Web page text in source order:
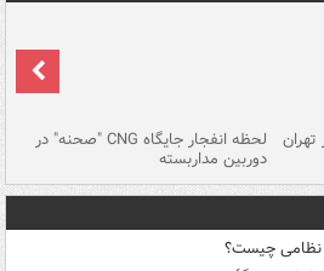
لحظه انفجار جایگاه CNG "صحنه" در
دوربین مداربسته
نظامی چیست؟